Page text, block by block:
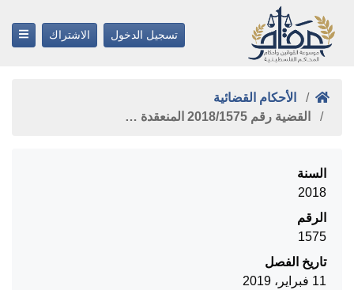
تسجيل الدخول الاشتراك
الأحكام القضائية
القضية رقم ‎1575‏/‎2018‏ المنعقدة …
السنة
2018
الرقم
1575
تاريخ الفصل
11 فبراير، 2019